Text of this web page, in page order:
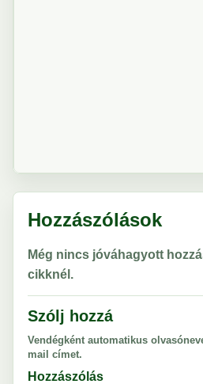
Hozzászólások
Még nincs jóváhagyott
cikknél.
Szólj hozzá
Vendégként automatikus
mail címet.
Hozzászólás